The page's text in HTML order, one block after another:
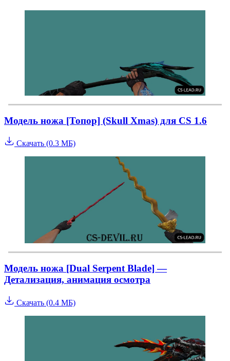
Модель ножа [Топор] (Skull Xmas) для CS 1.6
Скачать (0.3 МБ)
Mодель ножа [Dual Serpent Blade] —
Детализация, анимация осмотра
Скачать (0.4 МБ)